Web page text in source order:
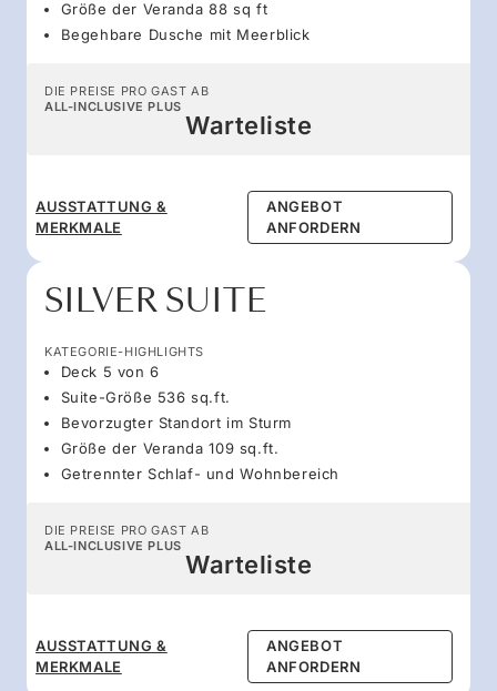
Größe der Veranda 88 sq ft
Begehbare Dusche mit Meerblick
DIE PREISE PRO GAST AB
ALL-INCLUSIVE PLUS
Warteliste
AUSSTATTUNG &
MERKMALE
ANGEBOT
ANFORDERN
SILVER SUITE
KATEGORIE-HIGHLIGHTS
Deck 5 von 6
Suite-Größe 536 sq.ft.
Bevorzugter Standort im Sturm
Größe der Veranda 109 sq.ft.
Getrennter Schlaf- und Wohnbereich
DIE PREISE PRO GAST AB
ALL-INCLUSIVE PLUS
Warteliste
AUSSTATTUNG &
MERKMALE
ANGEBOT
ANFORDERN